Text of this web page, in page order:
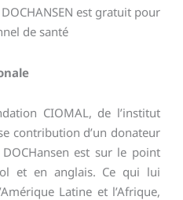
est gratuit pour
de santé
CIOMAL, de l’institut
contribution d’un donateur
est sur le point
et en anglais. Ce qui lui
Latine et l’Afrique,